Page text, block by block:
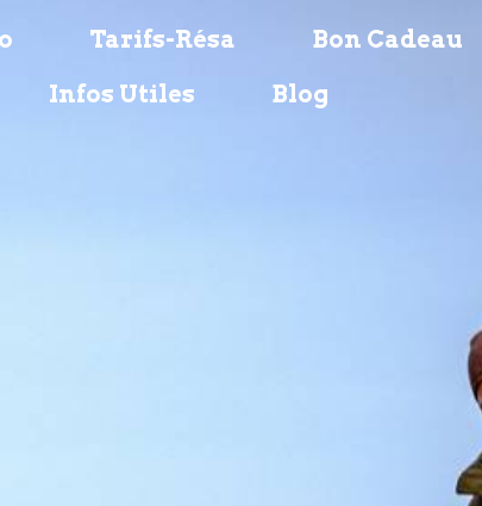
Tarifs-Résa
Bon Cadeau
Infos Utiles Blog